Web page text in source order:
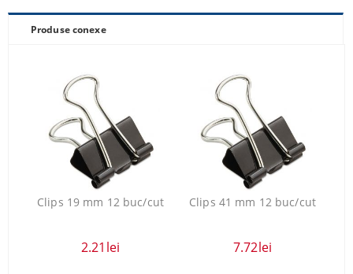
Produse conexe
Clips 19 mm 12 buc/cut
2.21lei
Clips 41 mm 12 buc/cut
7.72lei